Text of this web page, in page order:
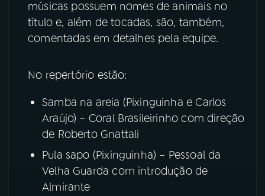
06VIDEOCASTS
08PRÊMIO RÁDIO MEC
YouTube Facebook
músicas possuem nomes de animais no
título e, além de tocadas, são, também,
comentadas em detalhes pela equipe.
No repertório estão:
Samba na areia (Pixinguinha e Carlos
Araújo) – Coral Brasileirinho com direção
de Roberto Gnattali
Pula sapo (Pixinguinha) – Pessoal da
Velha Guarda com introdução de
Almirante